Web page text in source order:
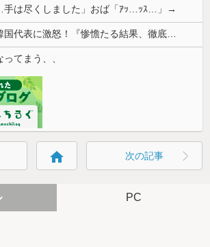
手は尽くしました」おば「ｱｯ…ｯｽ…」→
韓国人「安貞桓が韓国代表に激怒！『惨憺たる結果、徹底的な刷新が必要だ』と監督や協会を痛烈批判」
てまう、、
home 次の記事
PC